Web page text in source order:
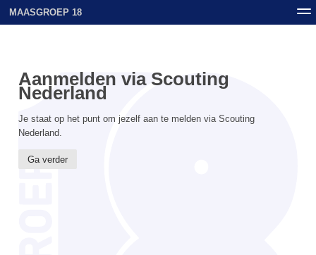
MAASGROEP 18
Aanmelden via Scouting
Nederland
Je staat op het punt om jezelf aan te melden via Scouting
Nederland.
Ga verder